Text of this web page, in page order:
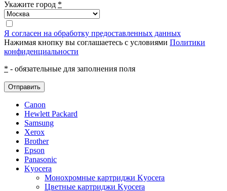
Укажите город *
Я согласен на обработку предоставленных данных
Нажимая кнопку вы соглашаетесь с условиями Политики
конфиденциальности
* - обязательные для заполнения поля
Отправить
Canon
Hewlett Packard
Samsung
Xerox
Brother
Epson
Panasonic
Kyocera
Монохромные картриджи Kyocera
Цветные картриджи Kyocera